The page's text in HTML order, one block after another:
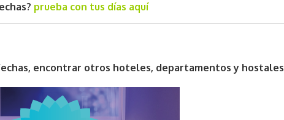
prueba con tus días aquí
encontrar otros hoteles, departamentos y hostales